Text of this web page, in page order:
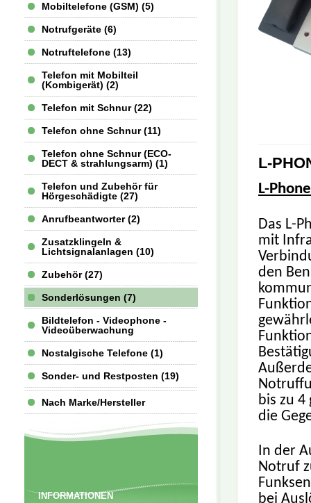
Mobiltelefone (GSM) (5)
Notrufgeräte (6)
Notruftelefone (13)
Telefon mit Mobilteil
(Kombigerät) (2)
Telefon mit Schnur (22)
Telefon ohne Schnur (11)
Telefon ohne Schnur (ECO-
DECT & strahlungsarm) (1)
Telefon und Zubehör für
Hörgeschädigte (27)
Anrufbeantworter (2)
Zusatzklingeln &
Lichtsignalanlagen (10)
Zubehör (27)
Sonderlösungen (7)
Bildtelefon - Videophone -
Videoüberwachung
Nostalgische Telefone (1)
Sonder- und Restposten (19)
Nach Marke/Hersteller
INFORMATIONEN
L-
L-Phone
Das L-
mit
den
bis zu
die
In der
Notruf
bei